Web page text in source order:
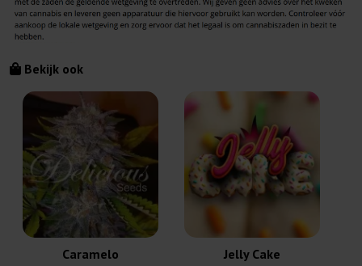
Bekijk ook
Caramelo Jelly Cake